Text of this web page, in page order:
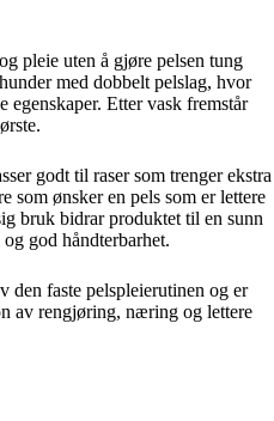
pleie uten å gjøre pelsen tung
med dobbelt pelslag, hvor
egenskaper. Etter vask fremstår
godt til raser som trenger ekstra
som ønsker en pels som er lettere
bruk bidrar produktet til en sunn
god håndterbarhet.
den faste pelspleierutinen og er
av rengjøring, næring og lettere